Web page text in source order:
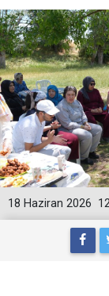
18 Haziran 2026